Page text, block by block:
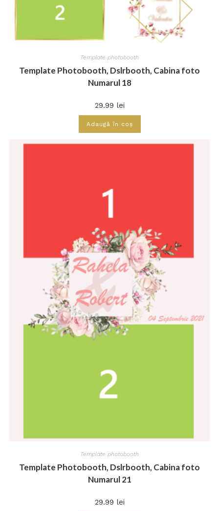
Template photobooth
Template Photobooth, Dslrbooth, Cabina foto
Numarul 18
29.99 lei
Adaugă în coș
Template photobooth
Template Photobooth, Dslrbooth, Cabina foto
Numarul 21
29.99 lei